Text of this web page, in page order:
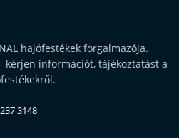
hajófestékek forgalmazója.
kérjen információt, tájékoztatást a
3148